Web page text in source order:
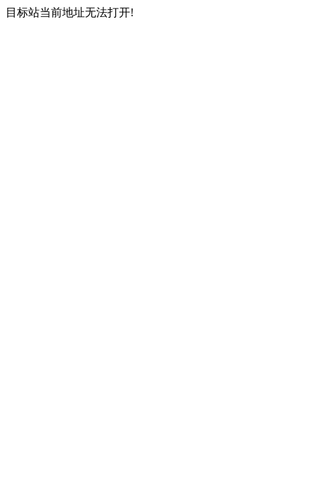
目标站当前地址无法打开!